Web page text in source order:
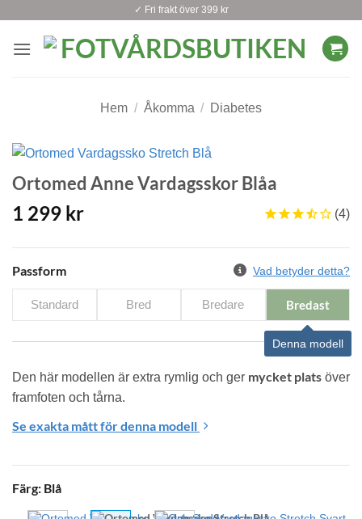
content
✓ Fri frakt över 399 kr
Hem / Åkomma / Diabetes
Ortomed Anne Vardagsskor Blåa
4
1 299 kr
Passform Vad betyder detta?
Standard Bred Bredare Bredast
Denna modell
Den här modellen är extra rymlig och ger mycket plats över
framfoten och tårna.
Se exakta mått för denna modell
Färg: Blå